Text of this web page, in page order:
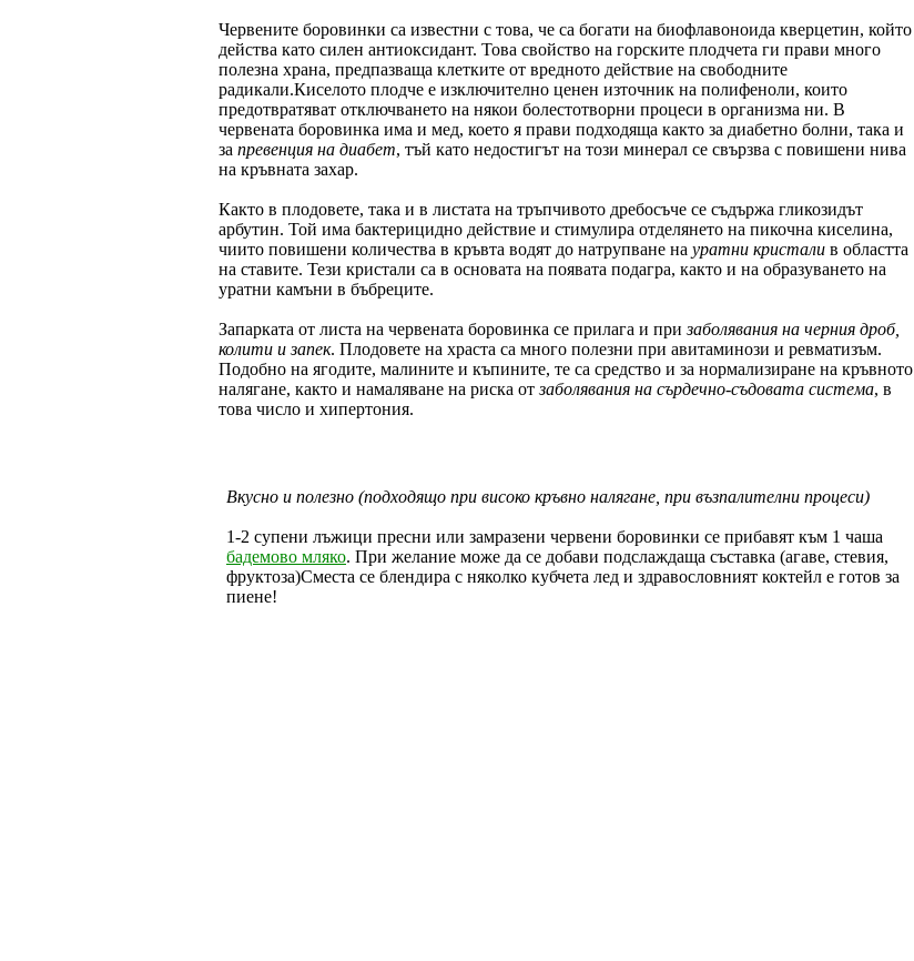
Червените боровинки са известни с това, че са богати на биофлавоноида кверцетин, който
действа като силeн антиоксидант. Това свойство на горските плодчета ги прави много
полезна храна, предпазваща клетките от вредното действие на свободните
радикали.Киселото плодче е изключително ценен източник на полифеноли, които
предотвратяват отключването на някои болестотворни процеси в организма ни. В
червената боровинка има и мед, което я прави подходяща както за диабетно болни, така и
за превенция на диабет, тъй като недостигът на този минерал се свързва с повишени нива
на кръвната захар.
Както в плодовете, така и в листата на тръпчивото дребосъче се съдържа гликозидът
арбутин. Той има бактерицидно действие и стимулира отделянето на пикочна киселина,
чиито повишени количества в кръвта водят до натрупване на уратни кристали в областта
на ставите. Тези кристали са в основата на появата подагра, както и на образуването на
уратни камъни в бъбреците.
Запарката от листа на червената боровинка се прилага и призаболявания на черния дроб,
колити и запек. Плодовете на храста са много полезни при авитаминози и ревматизъм.
Подобно на ягодите, малините и къпините, те са средство и за нормализиране на кръвното
налягане, както и намаляване на риска отзаболявания на сърдечно-съдовата система, в
това число и хипертония.
Вкусно и полезно (подходящо при високо кръвно налягане, при възпалителни процеси)
1-2 супени лъжици пресни или замразени червени боровинки се прибавят към 1 чаша
бадемово мляко. При желание може да се добави подслаждаща съставка (агаве, стевия,
фруктоза)Сместа се блендира с няколко кубчета лед и здравословният коктейл е готов за
пиене!